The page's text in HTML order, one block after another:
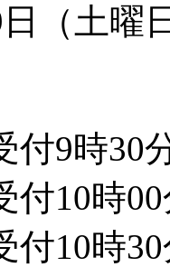
（土曜
付9時30
付10時
付10時